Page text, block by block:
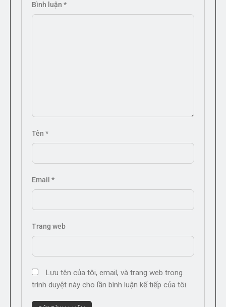
Bình luận *
Tên *
Email *
Trang web
Lưu tên của tôi, email, và trang web trong
trình duyệt này cho lần bình luận kế tiếp của tôi.